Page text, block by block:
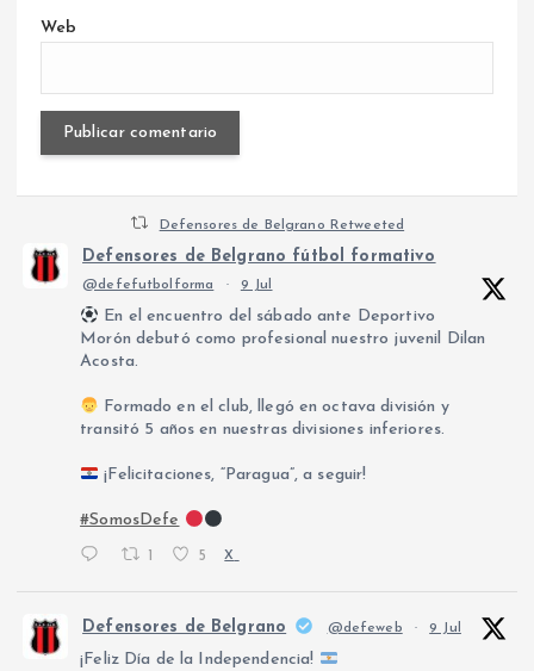
Web
Defensores de Belgrano Retweeted
Defensores de Belgrano fútbol formativo
@defefutbolforma · 9 Jul
En el encuentro del sábado ante Deportivo
Morón debutó como profesional nuestro juvenil Dilan
Acosta.
Formado en el club, llegó en octava división y
transitó 5 años en nuestras divisiones inferiores.
¡Felicitaciones, “Paragua”, a seguir!
#SomosDefe
5 X
Defensores de Belgrano @defeweb · 9 Jul
¡Feliz Día de la Independencia!